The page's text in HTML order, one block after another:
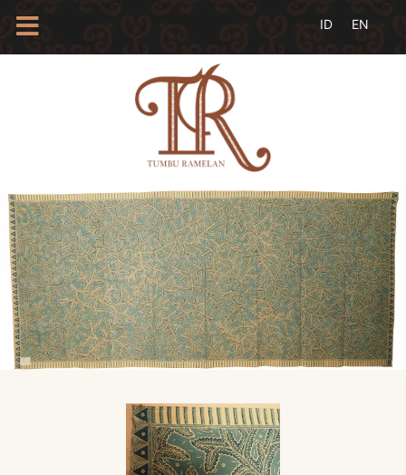
PROFIL
INSAN
BATIK
KAMUS
BATIK
KATALOG
BATIK
TANYA
JAWAB